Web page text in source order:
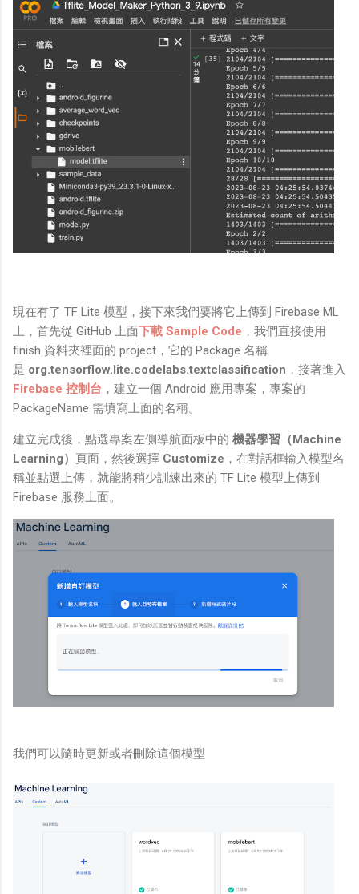
現在有了 TF Lite 模型，接下來我們要將它上傳到 Firebase ML
上，首先從 GitHub 上面下載 Sample Code ，我們直接使用
finish 資料夾裡面的 project，它的 Package 名稱
是 org.tensorflow.lite.codelabs.textclassification ，接著進入
Firebase 控制台 ，建立一個 Android 應用專案，專案的
PackageName 需填寫上面的名稱。
建立完成後，點選專案左側導航面板中的 機器學習（Machine
Learning） 頁面，然後選擇 Customize ，在對話框輸入模型名
稱並點選上傳，就能將稍少訓練出來的 TF Lite 模型上傳到
Firebase 服務上面。
我們可以隨時更新或者刪除這個模型